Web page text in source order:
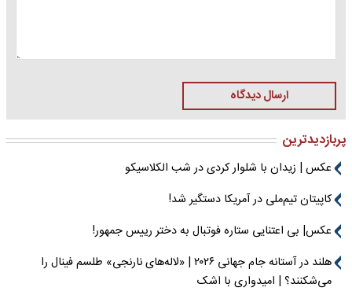
ارسال دیدگاه
پربازدیدترین
عکس | زیدان با شلوار کردی در شب الکلاسیکو
کاپیتان تیم‌ملی در آمریکا دستگیر شد!
عکس| بی اعتنایی ستاره فوتبال به دختر رییس جمهور!
هلند در آستانه جام جهانی ۲۰۲۶ | «لاله‌های نارنجی» طلسم فینال را
می‌شکنند؟ | امیدواری با اشک